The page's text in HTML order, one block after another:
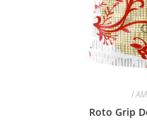
I
Roto Grip